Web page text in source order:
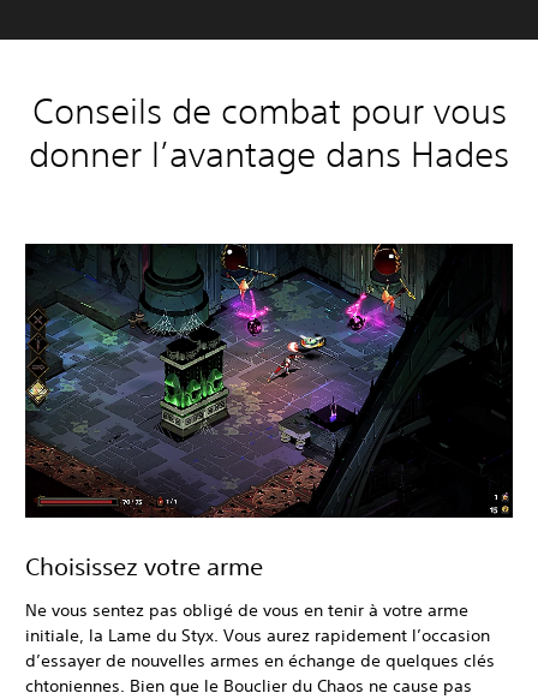
Conseils de combat pour vous
donner l’avantage dans Hades
Choisissez votre arme
Ne vous sentez pas obligé de vous en tenir à votre arme
initiale, la Lame du Styx. Vous aurez rapidement l’occasion
d’essayer de nouvelles armes en échange de quelques clés
chtoniennes. Bien que le Bouclier du Chaos ne cause pas